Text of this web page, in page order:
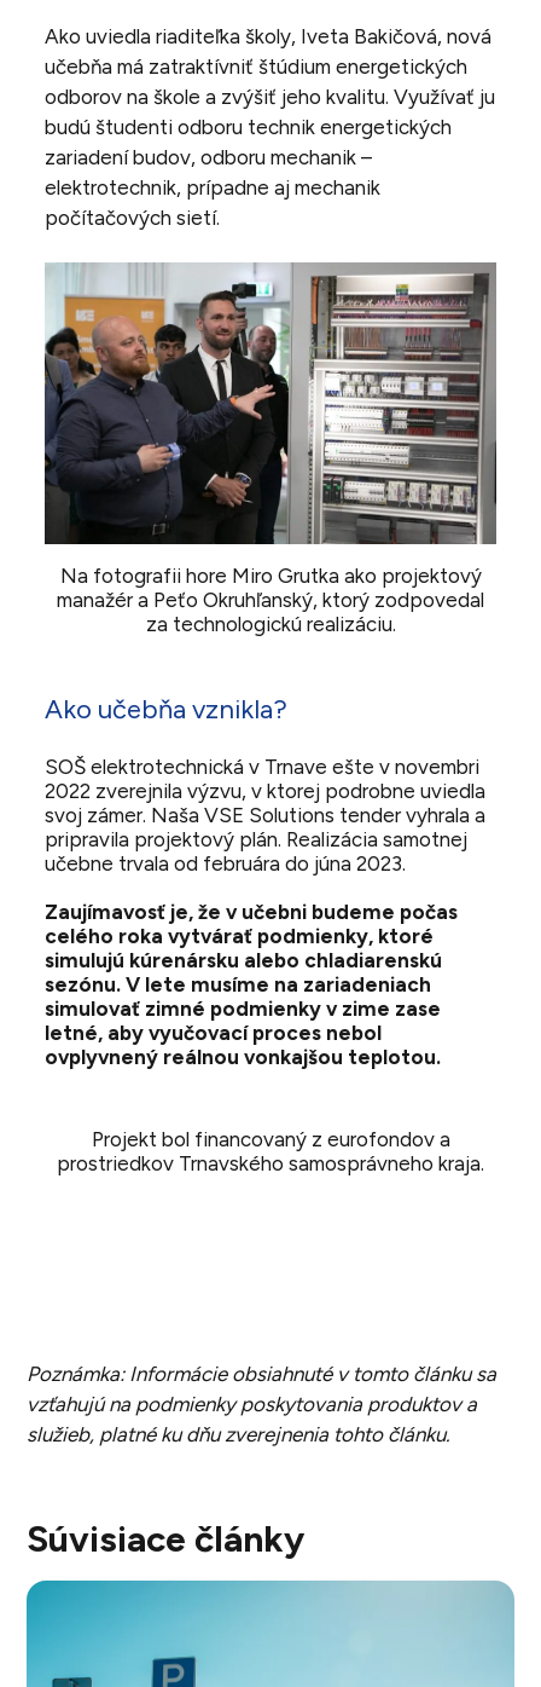
Ako uviedla riaditeľka školy, Iveta Bakičová, nová
učebňa má zatraktívniť štúdium energetických
odborov na škole a zvýšiť jeho kvalitu. Využívať ju
budú študenti odboru technik energetických
zariadení budov, odboru mechanik –
elektrotechnik, prípadne aj mechanik
počítačových sietí.
Na fotografii hore Miro Grutka ako projektový
manažér a Peťo Okruhľanský, ktorý zodpovedal
za technologickú realizáciu.
Ako učebňa vznikla?
SOŠ elektrotechnická v Trnave ešte v novembri
2022 zverejnila výzvu, v ktorej podrobne uviedla
svoj zámer. Naša VSE Solutions tender vyhrala a
pripravila projektový plán. Realizácia samotnej
učebne trvala od februára do júna 2023.
Zaujímavosť je, že v učebni budeme počas
celého roka vytvárať podmienky, ktoré
simulujú kúrenársku alebo chladiarenskú
sezónu. V lete musíme na zariadeniach
simulovať zimné podmienky v zime zase
letné, aby vyučovací proces nebol
ovplyvnený reálnou vonkajšou teplotou.
Projekt bol financovaný z eurofondov a
prostriedkov Trnavského samosprávneho kraja.
Poznámka: Informácie obsiahnuté v tomto článku sa
vzťahujú na podmienky poskytovania produktov a
služieb, platné ku dňu zverejnenia tohto článku.
Súvisiace články